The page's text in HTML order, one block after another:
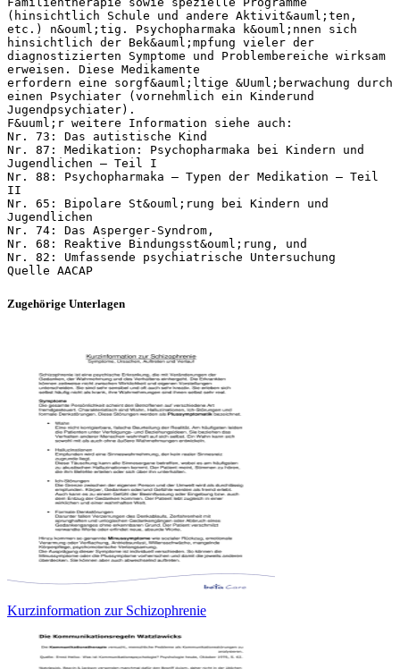
(hinsichtlich Schule und andere Aktivit&auml;ten,
etc.) n&ouml;tig. Psychopharmaka k&ouml;nnen sich
hinsichtlich der Bek&auml;mpfung vieler der
diagnostizierten Symptome und Problembereiche wirksam
erweisen. Diese Medikamente
erfordern eine sorgf&auml;ltige &Uuml;berwachung durch
einen Psychiater (vornehmlich ein Kinderund
Jugendpsychiater).
F&uuml;r weitere Information siehe auch:
Nr. 73: Das autistische Kind
Nr. 87: Medikation: Psychopharmaka bei Kindern und
Jugendlichen – Teil I
Nr. 88: Psychopharmaka – Typen der Medikation – Teil
II
Nr. 65: Bipolare St&ouml;rung bei Kindern und
Jugendlichen
Nr. 74: Das Asperger-Syndrom,
Nr. 68: Reaktive Bindungsst&ouml;rung, und
Nr. 82: Umfassende psychiatrische Untersuchung
Zugehörige Unterlagen
Kurzinformation zur Schizophrenie